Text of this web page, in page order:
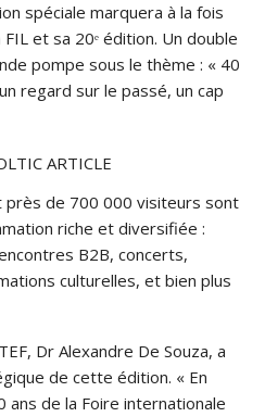
spéciale marquera à la fois
et sa 20ᵉ édition. Un double
pompe sous le thème : « 40
regard sur le passé, un cap
près de 700 000 visiteurs sont
riche et diversifiée :
B2B, concerts,
culturelles, et bien plus
Dr Alexandre De Souza, a
de cette édition. « En
ans de la Foire internationale